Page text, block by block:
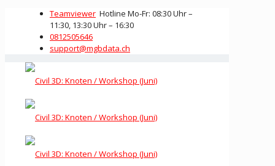
Teamviewer Hotline Mo-Fr: 08:30 Uhr –
11:30, 13:30 Uhr – 16:30
0812505646
support@mgbdata.ch